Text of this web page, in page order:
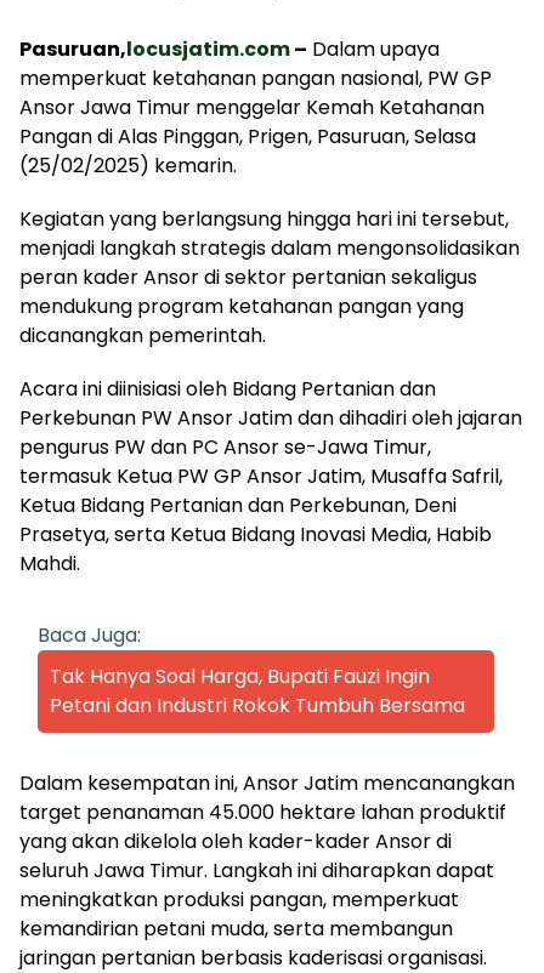
Pasuruan,locusjatim.com– Dalam upaya
memperkuat ketahanan pangan nasional, PW GP
Ansor Jawa Timur menggelar Kemah Ketahanan
Pangan di Alas Pinggan, Prigen, Pasuruan, Selasa
(25/02/2025) kemarin.
Kegiatan yang berlangsung hingga hari ini tersebut,
menjadi langkah strategis dalam mengonsolidasikan
peran kader Ansor di sektor pertanian sekaligus
mendukung program ketahanan pangan yang
dicanangkan pemerintah.
Acara ini diinisiasi oleh Bidang Pertanian dan
Perkebunan PW Ansor Jatim dan dihadiri oleh jajaran
pengurus PW dan PC Ansor se-Jawa Timur,
termasuk Ketua PW GP Ansor Jatim, Musaffa Safril,
Ketua Bidang Pertanian dan Perkebunan, Deni
Prasetya, serta Ketua Bidang Inovasi Media, Habib
Mahdi.
Baca Juga:
Tak Hanya Soal Harga, Bupati Fauzi Ingin
Petani dan Industri Rokok Tumbuh Bersama
Dalam kesempatan ini, Ansor Jatim mencanangkan
target penanaman 45.000 hektare lahan produktif
yang akan dikelola oleh kader-kader Ansor di
seluruh Jawa Timur. Langkah ini diharapkan dapat
meningkatkan produksi pangan, memperkuat
kemandirian petani muda, serta membangun
jaringan pertanian berbasis kaderisasi organisasi.